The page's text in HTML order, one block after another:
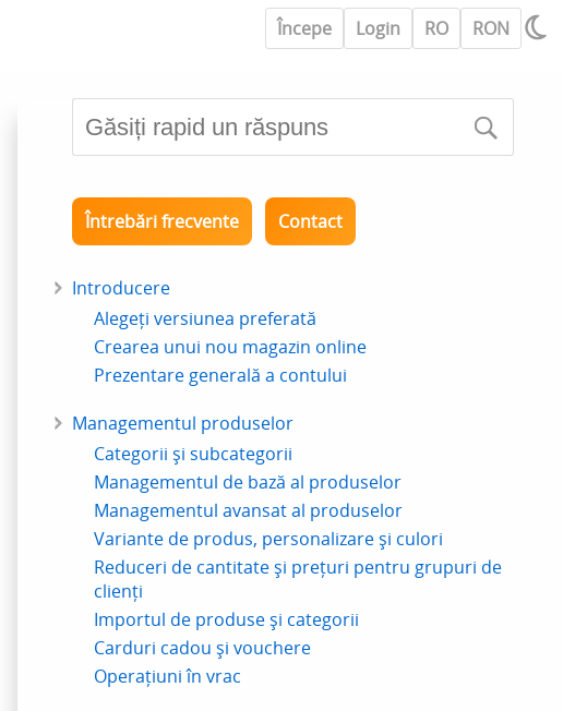
Începe Login RO RON
Întrebări frecvente Contact
Introducere
Alegeți versiunea preferată
Crearea unui nou magazin online
Prezentare generală a contului
Managementul produselor
Categorii și subcategorii
Managementul de bază al produselor
Managementul avansat al produselor
Variante de produs, personalizare și culori
Reduceri de cantitate și prețuri pentru grupuri de
clienți
Importul de produse și categorii
Carduri cadou și vouchere
Operațiuni în vrac